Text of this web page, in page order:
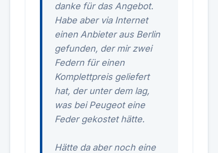
danke für das Angebot.
Habe aber via Internet
einen Anbieter aus Berlin
gefunden, der mir zwei
Federn für einen
Komplettpreis geliefert
hat, der unter dem lag,
was bei Peugeot eine
Feder gekostet hätte.
Hätte da aber noch eine